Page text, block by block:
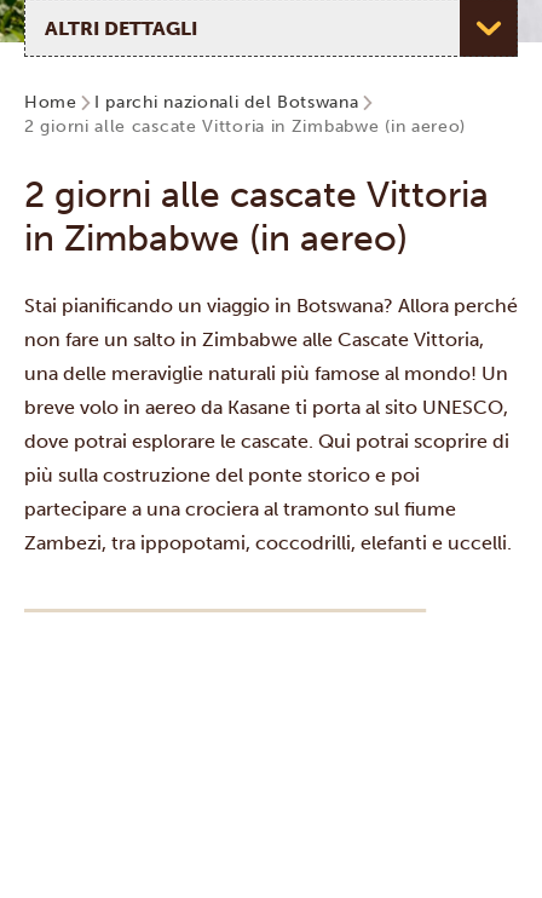
Seleziona pagina
Home
I parchi nazionali del Botswana
2 giorni alle cascate Vittoria in Zimbabwe (in aereo)
2 giorni alle cascate Vittoria
in Zimbabwe (in aereo)
Stai pianificando un viaggio in Botswana? Allora perché
non fare un salto in Zimbabwe alle Cascate Vittoria,
una delle meraviglie naturali più famose al mondo! Un
breve volo in aereo da Kasane ti porta al sito UNESCO,
dove potrai esplorare le cascate. Qui potrai scoprire di
più sulla costruzione del ponte storico e poi
partecipare a una crociera al tramonto sul fiume
Zambezi, tra ippopotami, coccodrilli, elefanti e uccelli.